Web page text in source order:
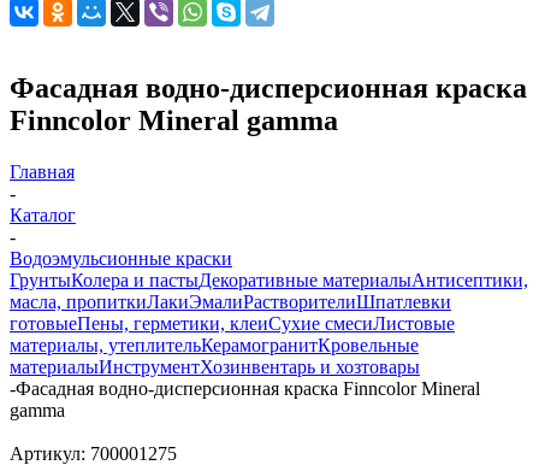
Фасадная водно-дисперсионная краска
Finncolor Mineral gamma
Главная
-
Каталог
-
Водоэмульсионные краски
ГрунтыКолера и пастыДекоративные материалыАнтисептики,
масла, пропиткиЛакиЭмалиРастворителиШпатлевки
готовыеПены, герметики, клеиСухие смесиЛистовые
материалы, утеплительКерамогранитКровельные
материалыИнструментХозинвентарь и хозтовары
-Фасадная водно-дисперсионная краска Finncolor Mineral
gamma
Артикул: 700001275